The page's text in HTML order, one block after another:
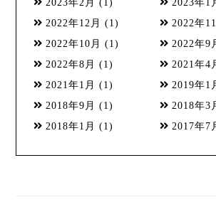
2023年2月 (1) 2023年1
2022年12月
(1) 2022年11
2022年10月
(1) 2022年9
2022年8月
(1) 2021年4
2021年1月
(1) 2019年1
2018年9月
(1) 2018年3
2018年1月
(1) 2017年7